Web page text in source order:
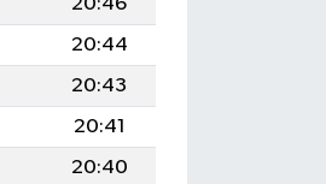
20:46
20:44
20:43
20:41
20:40